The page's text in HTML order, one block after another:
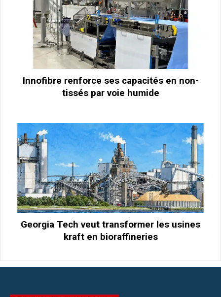
Innofibre renforce ses capacités en non-
tissés par voie humide
Georgia Tech veut transformer les usines
kraft en bioraffineries